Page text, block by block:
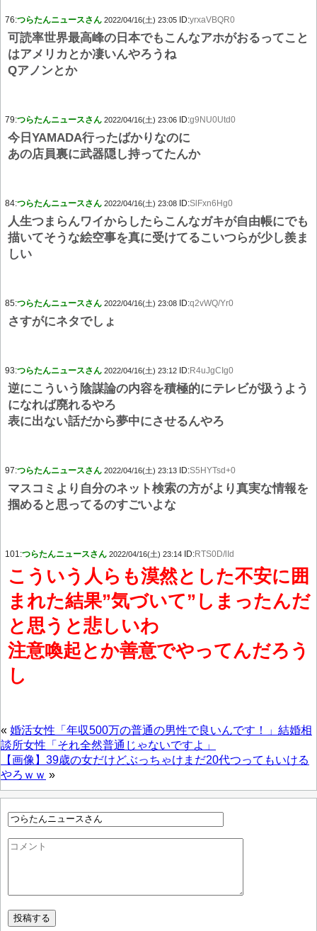
76:つらたんニュースさん 2022/04/16(土) 23:05 ID:yrxaVBQR0
可読率世界最高峰の日本でもこんなアホがおるってこと
はアメリカとか凄いんやろうね
Qアノンとか
79:つらたんニュースさん 2022/04/16(土) 23:06 ID:g9NU0Utd0
今日YAMADA行ったばかりなのに
あの店員裏に武器隠し持ってたんか
84:つらたんニュースさん 2022/04/16(土) 23:08 ID:SlFxn6Hg0
人生つまらんワイからしたらこんなガキが自由帳にでも
描いてそうな絵空事を真に受けてるこいつらが少し羨ま
しい
85:つらたんニュースさん 2022/04/16(土) 23:08 ID:q2vWQ/Yr0
さすがにネタでしょ
93:つらたんニュースさん 2022/04/16(土) 23:12 ID:R4uJgCIg0
逆にこういう陰謀論の内容を積極的にテレビが扱うよう
になれば廃れるやろ
表に出ない話だから夢中にさせるんやろ
97:つらたんニュースさん 2022/04/16(土) 23:13 ID:S5HYTsd+0
マスコミより自分のネット検索の方がより真実な情報を
掴めると思ってるのすごいよな
101:つらたんニュースさん 2022/04/16(土) 23:14 ID:RTS0D/lId
こういう人らも漠然とした不安に囲
まれた結果”気づいて”しまったんだ
と思うと悲しいわ
注意喚起とか善意でやってんだろう
し
« 婚活女性「年収500万の普通の男性で良いんです！」結婚相
談所女性「それ全然普通じゃないですよ」
【画像】39歳の女だけどぶっちゃけまだ20代つってもいける
やろｗｗ »